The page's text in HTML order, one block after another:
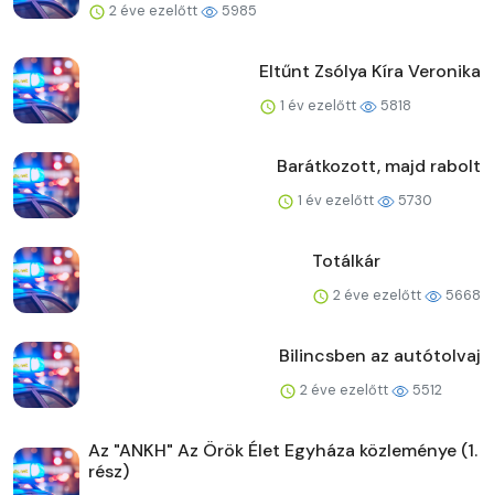
2 éve ezelőtt 5985
Eltűnt Zsólya Kíra Veronika
1 év ezelőtt 5818
Barátkozott, majd rabolt
1 év ezelőtt 5730
Totálkár
2 éve ezelőtt 5668
Bilincsben az autótolvaj
2 éve ezelőtt 5512
Az "ANKH" Az Örök Élet Egyháza közleménye (1.
rész)